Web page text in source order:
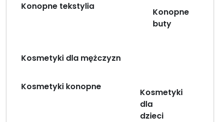
Konopne tekstylia
Konopne
buty
Kosmetyki dla mężczyzn
Kosmetyki konopne
Kosmetyki
dla
dzieci